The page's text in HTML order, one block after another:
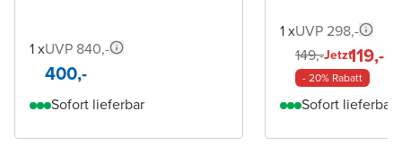
1 xUVP 840,-
400,-
Sofort lieferbar
1 xUVP 298,-
149,-Jetzt119,-
- 20% Rabatt
Sofort lieferbar